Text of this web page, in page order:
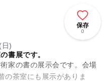
保存
0
)
書展です。
家の書の展示会です。会場
の茶室にも展示がありま